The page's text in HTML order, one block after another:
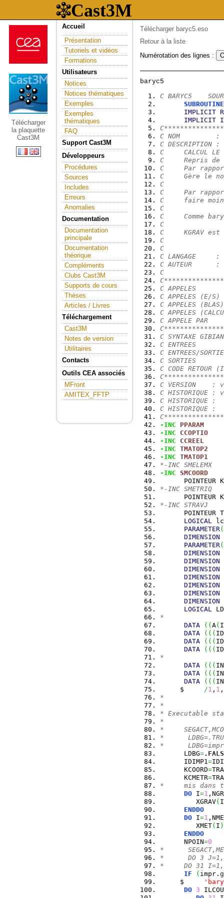
Télécharger
la plaquette
Cast3M
Accueil
Présentation
Tutoriels et vidéos
Formations
Utilisateurs
Notices
Notices thématiques
Exemples
Exemples
thématiques
FAQ
Support Cast3M
Développeurs
Procédures
Sources
Includes
Erreurs
Anomalies
Documentation
Documentation
principale
Documentation
théorique
Compléments
Clubs Cast3M
Supports de cours
Thèses
Articles / Livres
Téléchargement
Cast3M
Notes de version
Utilitaires
Contacts
Outils CEA associés
MFront
AMITEX_FFTP
Télécharger baryc5.eso
Retour à la liste
Numérotation des lignes :
C BARYC5
SUBROUTINE
IMPLICIT
IMPLICIT
C NOM         :
C DESCRIPTION :
C     CALCUL LE
C     Repris de
C     Par
C     Gère le
C
C     Par rapport
C     faire moins
C
C     Comme
C
C     KGRAV est
C
C
C LANGAGE     :
C AUTEUR      :
C               mél
C APPELES
C APPELES (E/
C APPELES
C APPELES
C APPELE PAR
C SYNTAXE
C ENTREES
C ENTREES/
C SORTIES
C CODE
C VERSION
C HISTORIQUE
C HISTORIQUE :
C HISTORIQUE :
-INC
PPARAM
-INC
CCOPTIO
-INC
CCREEL
-INC TMATOP2
-INC TMATOP1
*-INC SMELEMX
-INC SMCOORD
POINTEUR
*-INC SMETRIQ
POINTEUR
*-INC STRAVJ
POINTEUR
LOGICAL
PARAMETER(
DIMENSION
PARAMETER(
DIMENSION
DIMENSION
DIMENSION
DIMENSION
DIMENSION
DIMENSION
DIMENSION
LOGICAL
*
DATA
( (A(
DATA
( ( (
DATA
( ( (
DATA
( ( (
*
DATA
( ( (
DATA
( ( (
DATA
( ( (
     $
/1 , 1 ,
*
*
* Executable
*
*
*
*
      LDBG
=.
      IDIMP1
=
      KCOORD
=
      KCMETR
=
*     mis dans
DO I=1
         XGRAV
( I
ENDDO
DO I=1
         XMET
( I )
ENDDO
      NPOIN
=0
*
*      DO 3
*     DO 31
IF
( impr.
     $
DO 3 ILCOU